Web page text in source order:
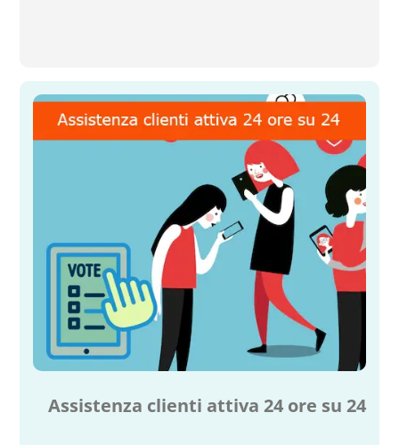
Assistenza clienti attiva 24 ore su 24